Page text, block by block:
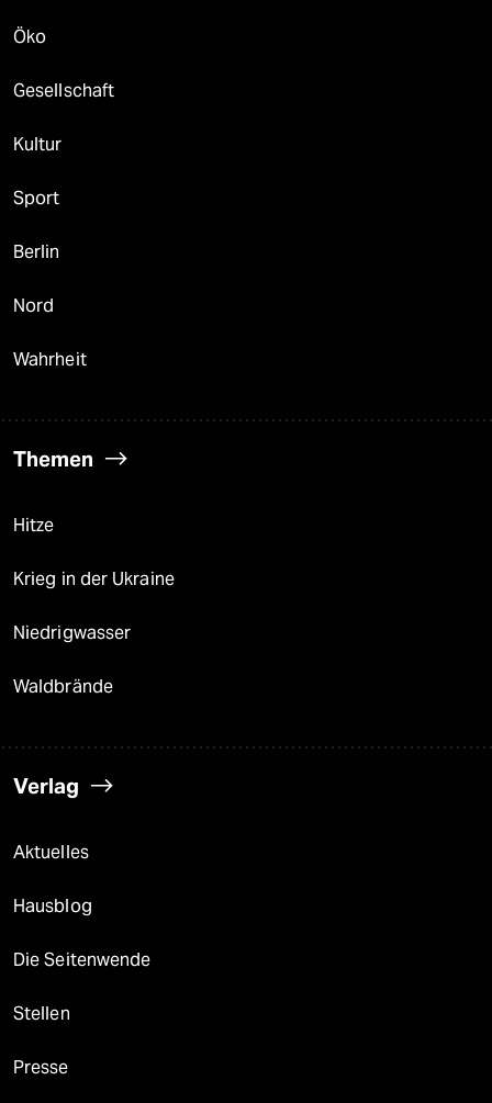
Öko
Gesellschaft
Kultur
Sport
Berlin
Nord
Wahrheit
Themen
Hitze
Krieg in der Ukraine
Niedrigwasser
Waldbrände
Verlag
Aktuelles
Hausblog
Die Seitenwende
Stellen
Presse